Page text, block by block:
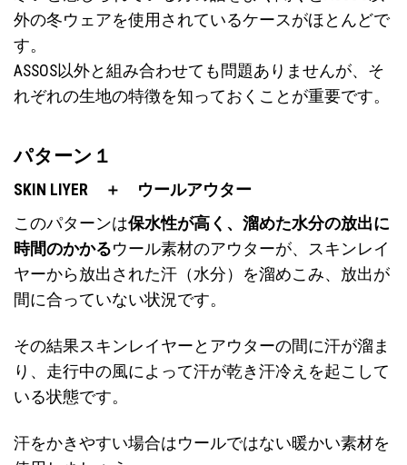
外の冬ウェアを使用されているケースがほとんどで
す。
ASSOS以外と組み合わせても問題ありませんが、そ
れぞれの生地の特徴を知っておくことが重要です。
パターン１
SKIN LIYER ＋ ウールアウター
このパターンは保水性が高く、溜めた水分の放出に
時間のかかるウール素材のアウターが、スキンレイ
ヤーから放出された汗（水分）を溜めこみ、放出が
間に合っていない状況です。
その結果スキンレイヤーとアウターの間に汗が溜ま
り、走行中の風によって汗が乾き汗冷えを起こして
いる状態です。
汗をかきやすい場合はウールではない暖かい素材を